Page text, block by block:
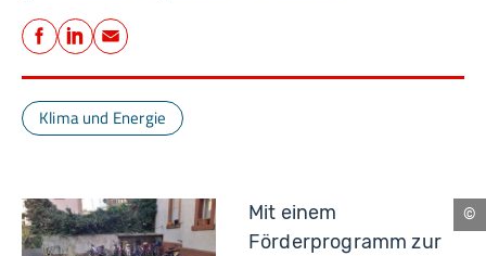
Teilen
Facebook
LinkedIn
E-Mail
Klima und Energie
Mit einem
Förderprogramm zur